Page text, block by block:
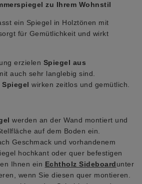
zu Ihrem Wohnstil
ein Spiegel in Holztönen mit
für Gemütlichkeit und wirkt
erzielen Spiegel aus
auch sehr langlebig sind.
wirken zeitlos und gemütlich.
werden an der Wand montiert und
auf dem Boden ein.
Geschmack und vorhandenem
hochkant oder quer befestigen
Ihnen ein Echtholz Sideboardunter
wenn Sie diesen quer montieren.